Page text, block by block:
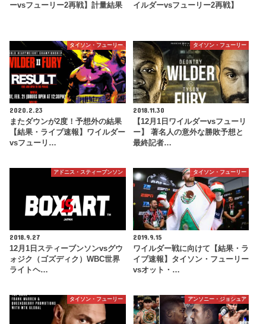
ーvsフューリー2再戦】計量結果
イルダーvsフューリー2再戦】
タイソン・フューリー
2020.2.23
またダウンが2度！予想外の結果
【結果・ライブ速報】ワイルダー
vsフューリ…
タイソン・フューリー
2018.11.30
【12月1日ワイルダーvsフューリ
ー】 著名人の意外な勝敗予想と
最終記者…
アドニス・スティーブンソン
2018.9.27
12月1日スティーブンソンvsグウ
ォジク（ゴズディク）WBC世界
ライトヘ…
タイソン・フューリー
2019.9.15
ワイルダー戦に向けて【結果・ラ
イブ速報】タイソン・フューリー
vsオット・…
タイソン・フューリー アンソニー・ジョシュア